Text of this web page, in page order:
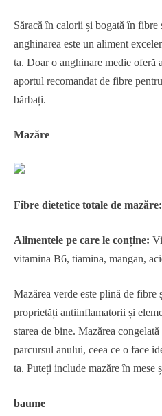
Săracă în calorii și bogată în fibre
anghinarea este un aliment
ta. Doar o anghinare medie oferă
aportul recomandat de fibre
bărbați.
Mazăre
Fibre dietetice totale de
Alimentele pe care le conține:
vitamina B6, tiamina, mangan,
Mazărea verde este plină de
proprietăți antiinflamatorii și
starea de bine. Mazărea
parcursul anului, ceea ce o face
ta. Puteți include mazăre în mese
baume